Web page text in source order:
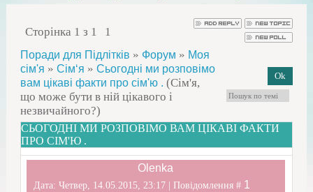
Сторінка 1 з 1 1
Поради для Підлітків » Форум » Моя
сім'я » Сім‘я » Сьогодні ми розповімо
вам цікаві факти про сім'ю . (Сім'я,
що може бути в ній цікавого і
незвичайного?)
СЬОГОДНІ МИ РОЗПОВІМО ВАМ ЦІКАВІ ФАКТИ
ПРО СІМ'Ю .
Olenka
Дата: Четвер, 14.05.2015, 23:17 | Повідомлення # 1